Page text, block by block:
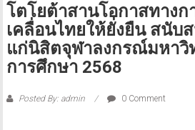
โตโยต้าสานโอกาสทางก
เคลื่อนไทยให้ยั่งยืน สนับ
แก่นิสิตจุฬาลงกรณ์มหาวิ
การศึกษา 2568
Posted By: admin 0 Comment